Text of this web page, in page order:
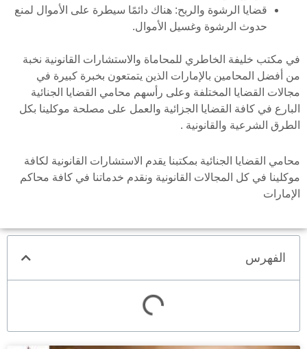
قضايا الرشوة والربح: هناك دائمًا سيطرة على الأموال لمنع
حدوث الرشوة وغسيل الأموال.
في مكتب خليفة الخاطري للمحاماة والاستشارات القانونية نخبة
من أفضل المحامين بالإمارات الذين يتمتعون بخبرة كبيرة في
مجالات القضايا المختلفة وعلى رأسهم محامي القضايا الجنائية
البارع في كافة القضايا الجزائية والعمل على مصلحة موكلينا بكل
الطرق الشرعية والقانونية .
محامي القضايا الجنائية بمكتبنا يقدم الاستشارات القانونية لكافة
موكلينا في كل المجالات القانونية ونقدم خدماتنا في كافة محاكم
الإمارات
الفهرس